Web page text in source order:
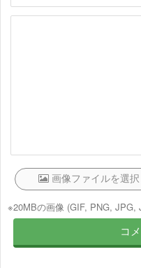
※20MBの画像 (GIF, PNG, JPG,